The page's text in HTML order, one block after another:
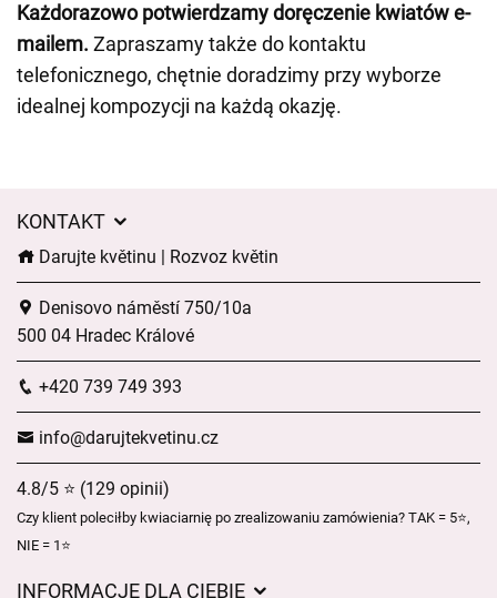
Każdorazowo potwierdzamy doręczenie kwiatów e-
mailem. Zapraszamy także do kontaktu
telefonicznego, chętnie doradzimy przy wyborze
idealnej kompozycji na każdą okazję.
KONTAKT
Darujte květinu | Rozvoz květin
Denisovo náměstí 750/10a
500 04 Hradec Králové
+420 739 749 393
info@darujtekvetinu.cz
4.8/5 ⭐ (129 opinii)
Czy klient poleciłby kwiaciarnię po zrealizowaniu zamówienia? TAK = 5⭐,
NIE = 1⭐
INFORMACJE DLA CIEBIE